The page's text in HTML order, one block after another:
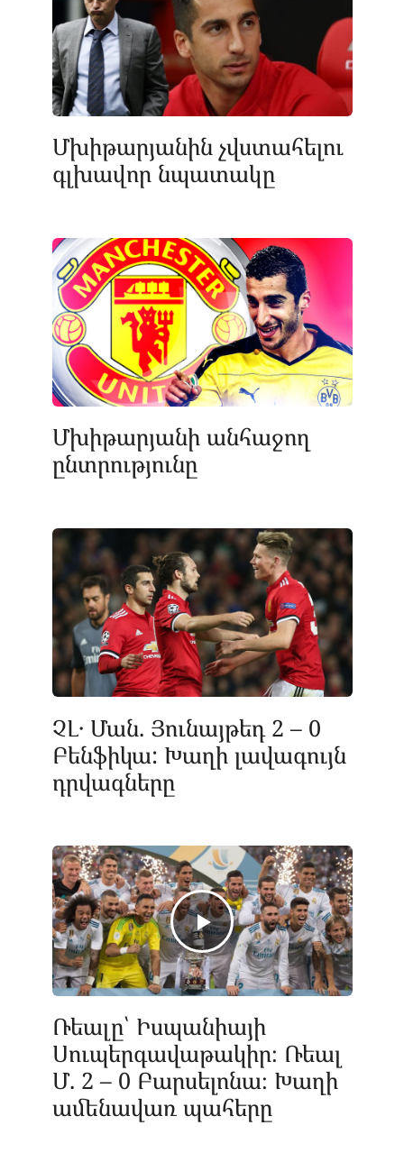
Մխիթարյանին չվստահելու
գլխավոր նպատակը
Մխիթարյանի անհաջող
ընտրությունը
ՉԼ․ Ման. Յունայթեդ 2 – 0
Բենֆիկա: Խաղի լավագույն
դրվագները
Ռեալը՝ Իսպանիայի
Սուպերգավաթակիր։ Ռեալ
Մ. 2 – 0 Բարսելոնա։ Խաղի
ամենավառ պահերը